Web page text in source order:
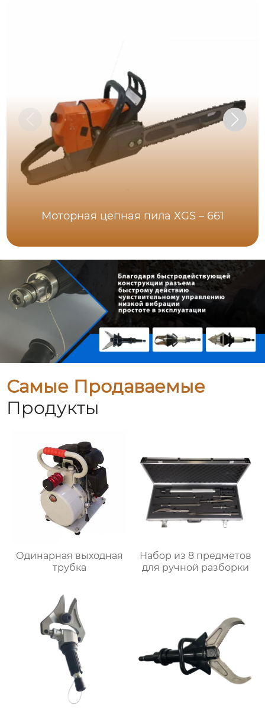
Моторная цепная пила XGS – 661
Самые Продаваемые
Продукты
Одинарная выходная
трубка
Набор из 8 предметов
для ручной разборки